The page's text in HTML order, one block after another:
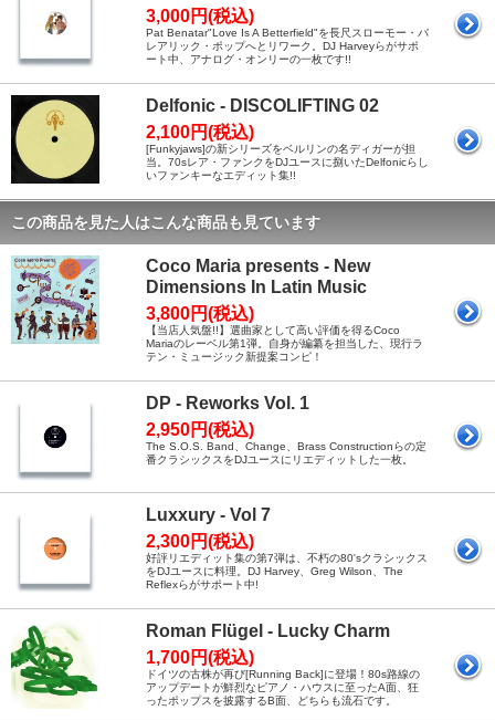
3,000円(税込)
Pat Benatar"Love Is A Betterfield"を長尺スローモー・バ
レアリック・ポップへとリワーク。DJ Harveyらがサポ
ート中、アナログ・オンリーの一枚です!!
Delfonic - DISCOLIFTING 02
2,100円(税込)
[Funkyjaws]の新シリーズをベルリンの名ディガーが担
当。70sレア・ファンクをDJユースに捌いたDelfonicらし
いファンキーなエディット集!!
この商品を見た人はこんな商品も見ています
Coco Maria presents - New
Dimensions In Latin Music
3,800円(税込)
【当店人気盤!!】選曲家として高い評価を得るCoco
Mariaのレーベル第1弾。自身が編纂を担当した、現行ラ
テン・ミュージック新提案コンピ！
DP - Reworks Vol. 1
2,950円(税込)
The S.O.S. Band、Change、Brass Constructionらの定
番クラシックスをDJユースにリエディットした一枚。
Luxxury - Vol 7
2,300円(税込)
好評リエディット集の第7弾は、不朽の80'sクラシックス
をDJユースに料理。DJ Harvey、Greg Wilson、The
Reflexらがサポート中!
Roman Flügel - Lucky Charm
1,700円(税込)
ドイツの古株が再び[Running Back]に登場！80s路線の
アップデートが鮮烈なピアノ・ハウスに至ったA面、狂
ったポップスを披露するB面、どちらも流石です。